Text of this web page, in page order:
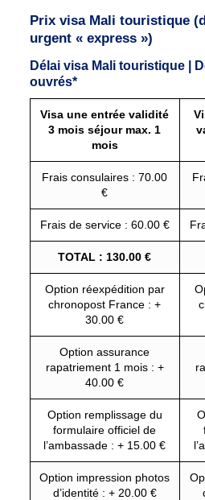
Prix visa Mali touristique
urgent « express »)
Délai visa Mali touristique |
ouvrés*
Visa une entrée validité
3 mois séjour max. 1
mois
Frais consulaires : 70.00
€
Frais de service : 60.00 €
TOTAL : 130.00 €
Option réexpédition par
chronopost France : +
30.00 €
Option assurance
rapatriement 1 mois : +
40.00 €
Option remplissage du
formulaire officiel de
l’ambassade : + 15.00 €
Option impression photos
d’identité : + 20.00 €